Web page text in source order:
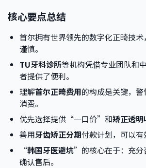
核心要点总结
首尔拥有世界领先的数字化正畸技
谨慎。
TU牙科诊所等机构凭借专业团队和
者提供了便利。
理解首尔正畸费用的构成是关键，
消费。
优先选择提供“一口价”和矫正透明
善用牙齿矫正分期付款计划，可以有
“韩国牙医避坑”的核心在于：充分
确认售后。